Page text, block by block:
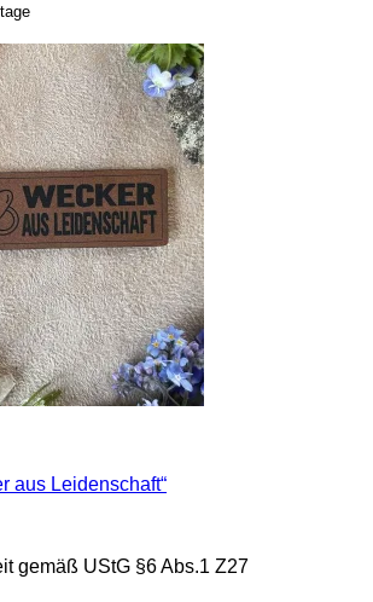
aus Leidenschaft“
gemäß UStG §6 Abs.1 Z27